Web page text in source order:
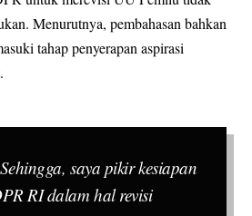
Menurutnya, pembahasan bahkan
tahap penyerapan aspirasi
saya pikir kesiapan
RI dalam hal revisi